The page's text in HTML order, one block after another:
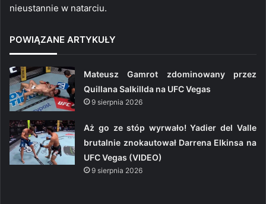
nieustannie w natarciu.
POWIĄZANE ARTYKUŁY
Mateusz Gamrot zdominowany przez
Quillana Salkillda na UFC Vegas
9 sierpnia 2026
Aż go ze stóp wyrwało! Yadier del Valle
brutalnie znokautował Darrena Elkinsa na
UFC Vegas (VIDEO)
9 sierpnia 2026